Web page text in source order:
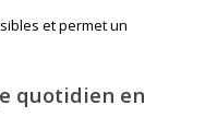
et permet un
quotidien en